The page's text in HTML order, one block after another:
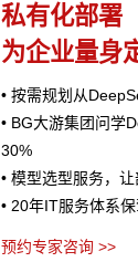
私有化部署
为企业量身
• 按需规划从
• BG大游集团问学
30%
• 模型选型服务，
• 20年IT服务体系
预约专家咨询 >>